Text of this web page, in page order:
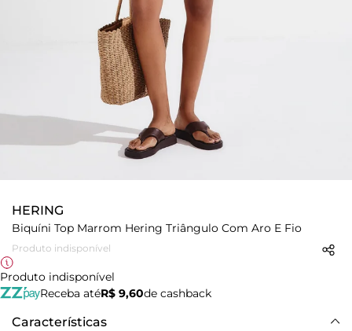
HERING
Biquíni Top Marrom Hering Triângulo Com Aro E Fio
Produto indisponível
Produto indisponível
Receba atéR$ 9,60de cashback
Características